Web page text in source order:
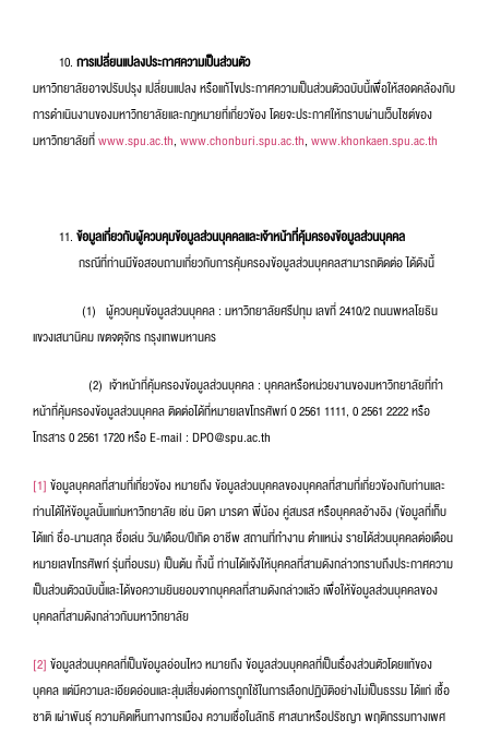
การเปลี่ยนแปลงประกาศความเป็นส่วนตัว
มหาวิทยาลัยอาจปรับปรุง เปลี่ยนแปลง หรือแก้ไขประกาศความเป็นส่วนตัวฉบับนี้เพื่อให้สอดคล้องกับ
การดำเนินงานของมหาวิทยาลัยและกฎหมายที่เกี่ยวข้อง โดยจะประกาศให้ทราบผ่านเว็บไซต์ของ
มหาวิทยาลัยที่www.spu.ac.th, www.chonburi.spu.ac.th, www.khonkaen.spu.ac.th
ข้อมูลเกี่ยวกับผู้ควบคุมข้อมูลส่วนบุคคลและเจ้าหน้าที่คุ้มครองข้อมูลส่วนบุคคล
กรณีที่ท่านมีข้อสอบถามเกี่ยวกับการคุ้มครองข้อมูลส่วนบุคคลสามารถติดต่อ ได้ดังนี้
(1) ผู้ควบคุมข้อมูลส่วนบุคคล : มหาวิทยาลัยศรีปทุม เลขที่ 2410/2 ถนนพหลโยธิน
แขวงเสนานิคม เขตจตุจักร กรุงเทพมหานคร
(2) เจ้าหน้าที่คุ้มครองข้อมูลส่วนบุคคล : บุคคลหรือหน่วยงานของมหาวิทยาลัยที่ทำ
หน้าที่คุ้มครองข้อมูลส่วนบุคคล ติดต่อได้ที่หมายเลขโทรศัพท์ 0 2561 1111, 0 2561 2222 หรือ
โทรสาร 0 2561 1720 หรือ E-mail : DPO@spu.ac.th
[1] ข้อมูลบุคคลที่สามที่เกี่ยวข้อง หมายถึง ข้อมูลส่วนบุคคลของบุคคลที่สามที่เกี่ยวข้องกับท่านและ
ท่านได้ให้ข้อมูลนั้นแก่มหาวิทยาลัย เช่น บิดา มารดา พี่น้อง คู่สมรส หรือบุคคลอ้างอิง (ข้อมูลที่เก็บ
ได้แก่ ชื่อ-นามสกุล ชื่อเล่น วัน/เดือน/ปีเกิด อาชีพ สถานที่ทำงาน ตำแหน่ง รายได้ส่วนบุคคลต่อเดือน
หมายเลขโทรศัพท์ รุ่นที่อบรม) เป็นต้น ทั้งนี้ ท่านได้แจ้งให้บุคคลที่สามดังกล่าวทราบถึงประกาศความ
เป็นส่วนตัวฉบับนี้และได้ขอความยินยอมจากบุคคลที่สามดังกล่าวแล้ว เพื่อให้ข้อมูลส่วนบุคคลของ
บุคคลที่สามดังกล่าวกับมหาวิทยาลัย
[2] ข้อมูลส่วนบุคคลที่เป็นข้อมูลอ่อนไหว หมายถึง ข้อมูลส่วนบุคคลที่เป็นเรื่องส่วนตัวโดยแท้ของ
บุคคล แต่มีความละเอียดอ่อนและสุ่มเสี่ยงต่อการถูกใช้ในการเลือกปฏิบัติอย่างไม่เป็นธรรม ได้แก่ เชื้อ
ชาติ เผ่าพันธุ์ ความคิดเห็นทางการเมือง ความเชื่อในลัทธิ ศาสนาหรือปรัชญา พฤติกรรมทางเพศ